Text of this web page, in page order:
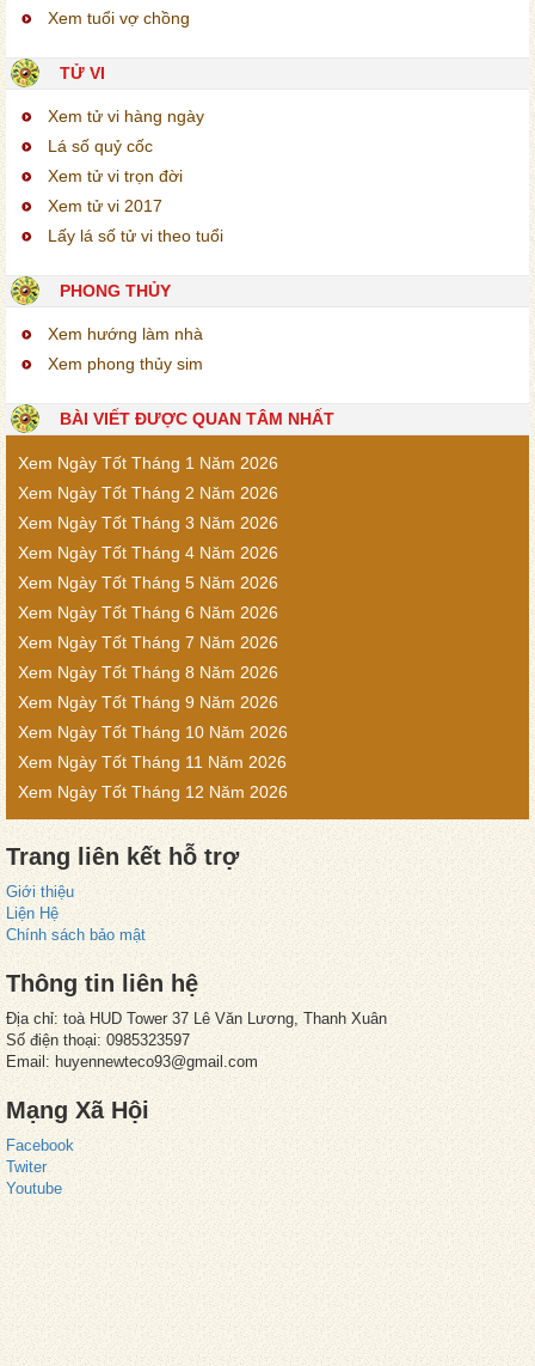
Xem tuổi vợ chồng
TỬ VI
Xem tử vi hàng ngày
Lá số quỷ cốc
Xem tử vi trọn đời
Xem tử vi 2017
Lấy lá số tử vi theo tuổi
PHONG THỦY
Xem hướng làm nhà
Xem phong thủy sim
BÀI VIẾT ĐƯỢC QUAN TÂM NHẤT
Xem Ngày Tốt Tháng 1 Năm 2026
Xem Ngày Tốt Tháng 2 Năm 2026
Xem Ngày Tốt Tháng 3 Năm 2026
Xem Ngày Tốt Tháng 4 Năm 2026
Xem Ngày Tốt Tháng 5 Năm 2026
Xem Ngày Tốt Tháng 6 Năm 2026
Xem Ngày Tốt Tháng 7 Năm 2026
Xem Ngày Tốt Tháng 8 Năm 2026
Xem Ngày Tốt Tháng 9 Năm 2026
Xem Ngày Tốt Tháng 10 Năm 2026
Xem Ngày Tốt Tháng 11 Năm 2026
Xem Ngày Tốt Tháng 12 Năm 2026
Trang liên kết hỗ trợ
Giới thiệu
Liện Hệ
Chính sách bảo mật
Thông tin liên hệ
Địa chỉ: toà HUD Tower 37 Lê Văn Lương, Thanh Xuân
Số điện thoại: 0985323597
Email: huyennewteco93@gmail.com
Mạng Xã Hội
Facebook
Twiter
Youtube